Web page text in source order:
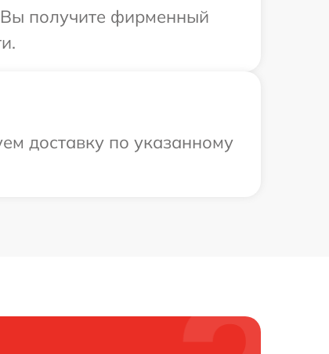
Вы получите фирменный
доставку по указанному